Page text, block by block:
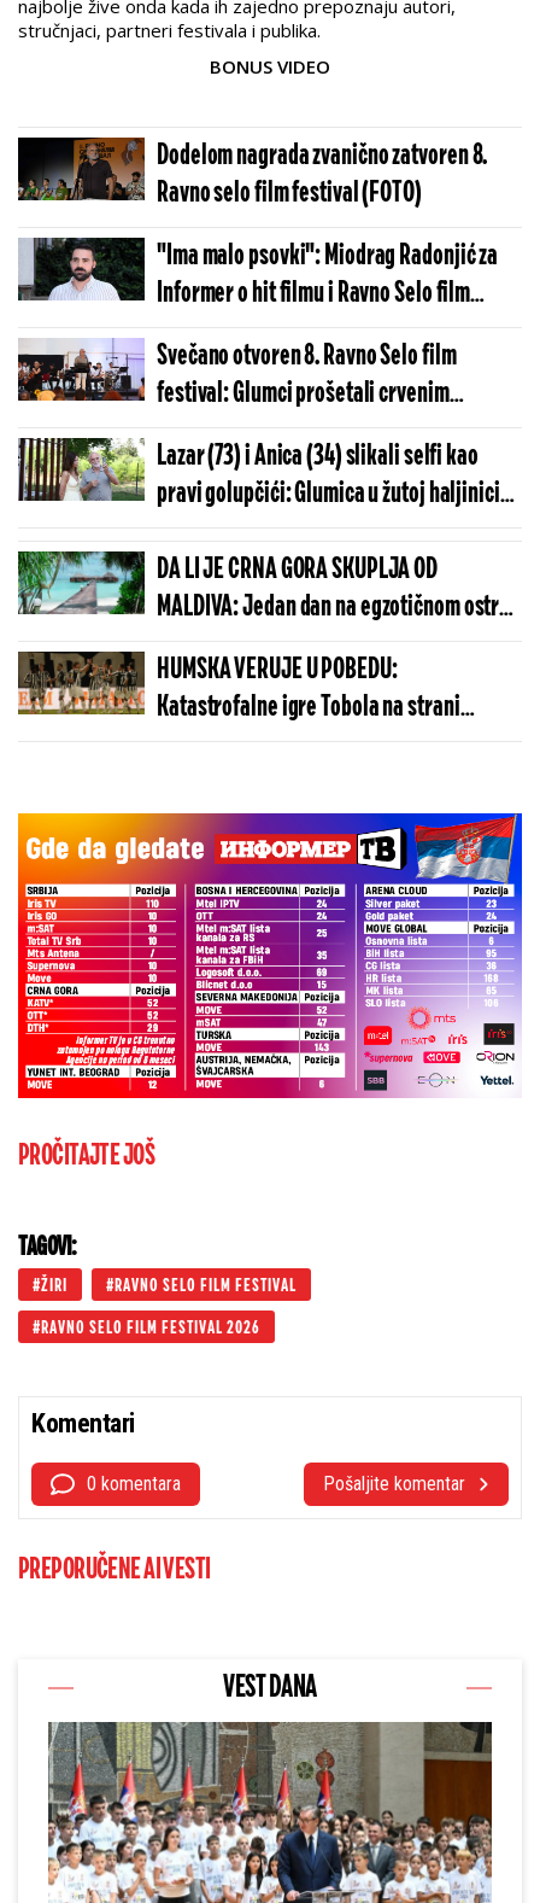
najbolje žive onda kada ih zajedno prepoznaju autori,
stručnjaci, partneri festivala i publika.
BONUS VIDEO
Dodelom nagrada zvanično zatvoren 8.
Ravno selo film festival (FOTO)
"Ima malo psovki": Miodrag Radonjić za
Informer o hit filmu i Ravno Selo film
festivalu
Svečano otvoren 8. Ravno Selo film
festival: Glumci prošetali crvenim
tepihom, publiku oduševile muzičke
numere i premijere filmova
Lazar (73) i Anica (34) slikali selfi kao
pravi golupčići: Glumica u žutoj haljinici
oduševila sve (GALERIJA)
DA LI JE CRNA GORA SKUPLJA OD
MALDIVA: Jedan dan na egzotičnom ostrvu
može da košta manje nego u Budvi
HUMSKA VERUJE U POBEDU:
Katastrofalne igre Tobola na strani
ulivaju samopouzdanje Partizanu
PROČITAJTE JOŠ
TAGOVI:
ŽIRI RAVNO SELO FILM FESTIVAL
RAVNO SELO FILM FESTIVAL 2026
Komentari
0 komentara Pošaljite komentar
PREPORUČENE AI VESTI
VEST DANA